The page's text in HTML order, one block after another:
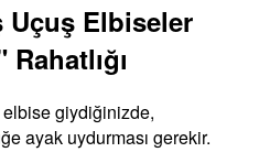
Uçuş Elbiseler
giydiğinizde,
ayak uydurması gerekir.